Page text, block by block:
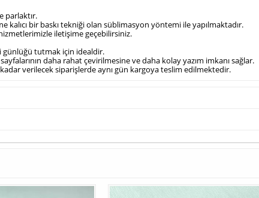
parlaktır.
bir baskı tekniği olan süblimasyon yöntemi ile yapılmaktadır.
iletişime geçebilirsiniz.
günlüğü tutmak için idealdir.
daha rahat çevirilmesine ve daha kolay yazım imkanı sağlar.
verilecek siparişlerde aynı gün kargoya teslim edilmektedir.